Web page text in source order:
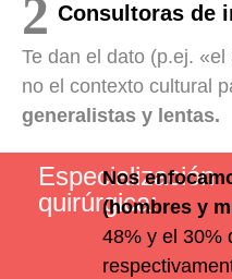
Consultoras de
Te dan el dato (p.ej.
no el contexto cultural
generalistas y lentas.
Especialización
quirúrgica:
Nos
(hombres y
48% y el 30%